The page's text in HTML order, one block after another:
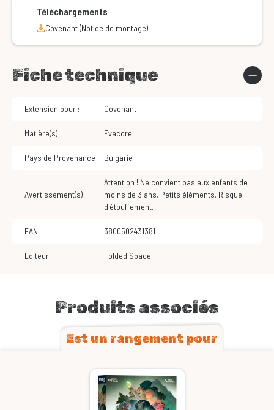
Téléchargements
Covenant (Notice de montage)
Fiche technique
Extension pour : Covenant
Matière(s) Evacore
Pays de Provenance Bulgarie
Avertissement(s)
Attention ! Ne convient pas aux enfants de
moins de 3 ans. Petits éléments. Risque
d'étouffement.
EAN 3800502431381
Editeur Folded Space
Produits associés
Est un rangement pour